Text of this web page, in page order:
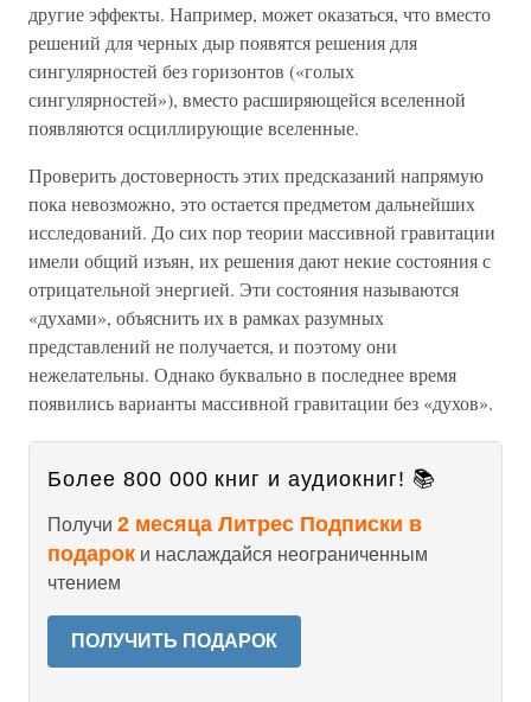
другие эффекты. Например, может оказаться, что вместо
решений для черных дыр появятся решения для
сингулярностей без горизонтов («голых
сингулярностей»), вместо расширяющейся вселенной
появляются осциллирующие вселенные.
Проверить достоверность этих предсказаний напрямую
пока невозможно, это остается предметом дальнейших
исследований. До сих пор теории массивной гравитации
имели общий изъян, их решения дают некие состояния с
отрицательной энергией. Эти состояния называются
«духами», объяснить их в рамках разумных
представлений не получается, и поэтому они
нежелательны. Однако буквально в последнее время
появились варианты массивной гравитации без «духов».
Более 800 000 книг и аудиокниг! 📚
Получи 2 месяца Литрес Подписки в
подарок и наслаждайся неограниченным
чтением
ПОЛУЧИТЬ ПОДАРОК